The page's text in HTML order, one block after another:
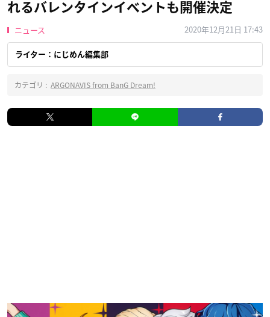
れるバレンタインイベントも開催決定
ニュース 2020年12月21日 17:43
ライター：にじめん編集部
カテゴリ : ARGONAVIS from BanG Dream!